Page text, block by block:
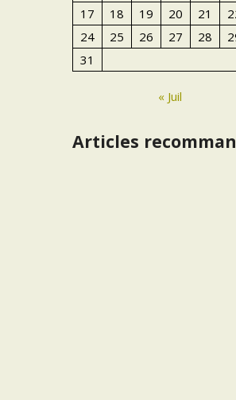
17
18 19 20 21
24
25 26 27 28
31
« Juil
Articles